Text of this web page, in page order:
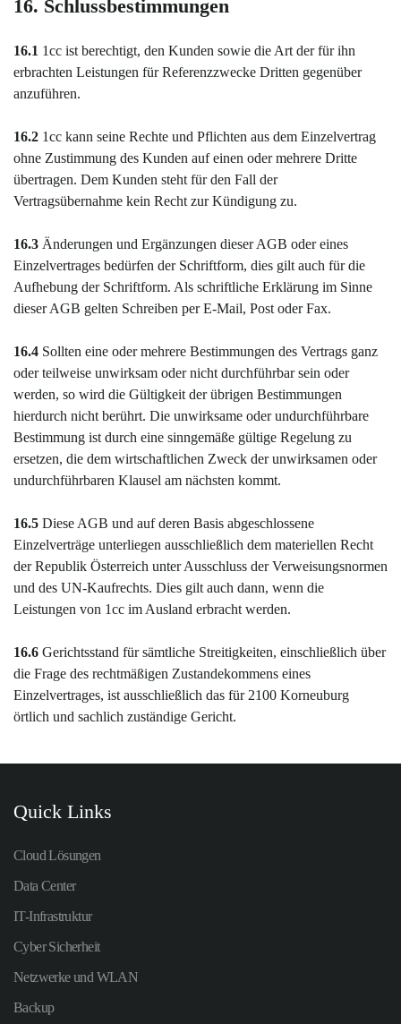
16. Schlussbestimmungen
16.1 1cc ist berechtigt, den Kunden sowie die Art der für ihn
erbrachten Leistungen für Referenzzwecke Dritten gegenüber
anzuführen.
16.2 1cc kann seine Rechte und Pflichten aus dem Einzelvertrag
ohne Zustimmung des Kunden auf einen oder mehrere Dritte
übertragen. Dem Kunden steht für den Fall der
Vertragsübernahme kein Recht zur Kündigung zu.
16.3 Änderungen und Ergänzungen dieser AGB oder eines
Einzelvertrages bedürfen der Schriftform, dies gilt auch für die
Aufhebung der Schriftform. Als schriftliche Erklärung im Sinne
dieser AGB gelten Schreiben per E-Mail, Post oder Fax.
16.4 Sollten eine oder mehrere Bestimmungen des Vertrags ganz
oder teilweise unwirksam oder nicht durchführbar sein oder
werden, so wird die Gültigkeit der übrigen Bestimmungen
hierdurch nicht berührt. Die unwirksame oder undurchführbare
Bestimmung ist durch eine sinngemäße gültige Regelung zu
ersetzen, die dem wirtschaftlichen Zweck der unwirksamen oder
undurchführbaren Klausel am nächsten kommt.
16.5 Diese AGB und auf deren Basis abgeschlossene
Einzelverträge unterliegen ausschließlich dem materiellen Recht
der Republik Österreich unter Ausschluss der Verweisungsnormen
und des UN-Kaufrechts. Dies gilt auch dann, wenn die
Leistungen von 1cc im Ausland erbracht werden.
16.6 Gerichtsstand für sämtliche Streitigkeiten, einschließlich über
die Frage des rechtmäßigen Zustandekommens eines
Einzelvertrages, ist ausschließlich das für 2100 Korneuburg
örtlich und sachlich zuständige Gericht.
Quick Links
Cloud Lösungen
Data Center
IT-Infrastruktur
Cyber Sicherheit
Netzwerke und WLAN
Backup